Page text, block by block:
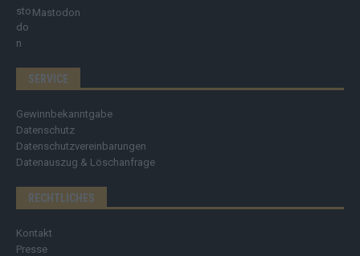
Mastodon
SERVICE
Gewinnbekanntgabe
Datenschutz
Datenschutzvereinbarungen
Datenauszug & Löschanfrage
RECHTLICHES
Kontakt
Presse